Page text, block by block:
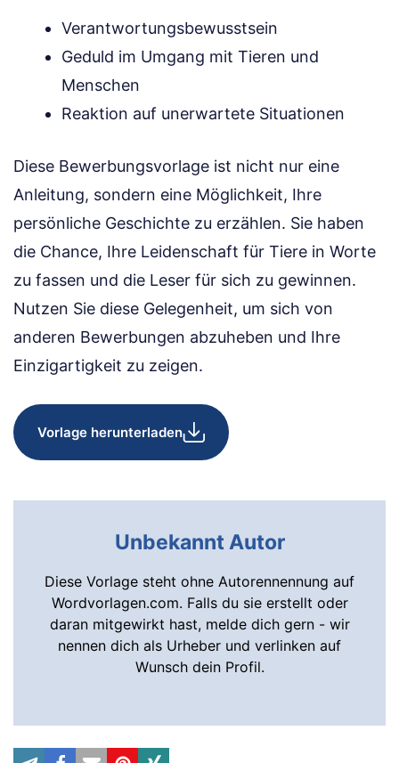
Verantwortungsbewusstsein
Geduld im Umgang mit Tieren und
Menschen
Reaktion auf unerwartete Situationen
Diese Bewerbungsvorlage ist nicht nur eine
Anleitung, sondern eine Möglichkeit, Ihre
persönliche Geschichte zu erzählen. Sie haben
die Chance, Ihre Leidenschaft für Tiere in Worte
zu fassen und die Leser für sich zu gewinnen.
Nutzen Sie diese Gelegenheit, um sich von
anderen Bewerbungen abzuheben und Ihre
Einzigartigkeit zu zeigen.
Vorlage herunterladen
Unbekannt Autor
Diese Vorlage steht ohne Autorennennung auf
Wordvorlagen.com. Falls du sie erstellt oder
daran mitgewirkt hast, melde dich gern - wir
nennen dich als Urheber und verlinken auf
Wunsch dein Profil.